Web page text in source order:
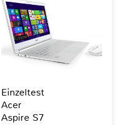
Einzeltest
Acer
Aspire S7